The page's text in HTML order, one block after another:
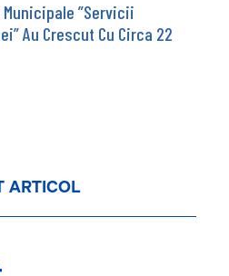
”Servicii
Au Crescut Cu Circa 22
ARTICOL